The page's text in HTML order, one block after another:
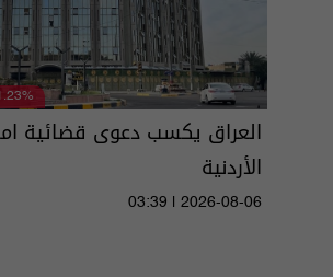
العراق يكسب دعوى قضائية
الأردنية
03:39 | 2026-08-06